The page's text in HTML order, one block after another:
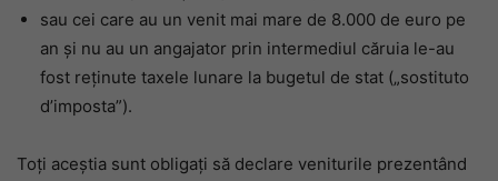
sau cei care au un venit mai mare de 8.000 de euro pe
an și nu au un angajator prin intermediul căruia le-au
fost reținute taxele lunare la bugetul de stat („sostituto
d’imposta”).
Toți aceștia sunt obligați să declare veniturile prezentând